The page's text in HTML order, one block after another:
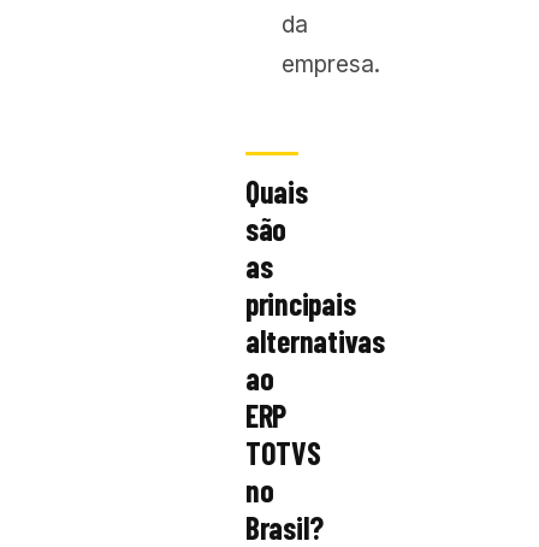
da
empresa.
Quais
são
as
principais
alternativas
ao
ERP
TOTVS
no
Brasil?